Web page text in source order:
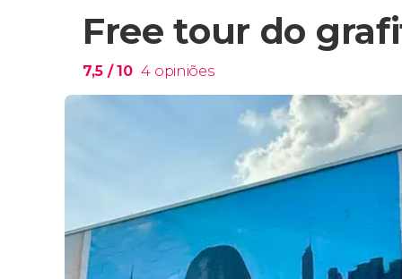
Reino
Free tour do
7,5 / 10 4 opiniões